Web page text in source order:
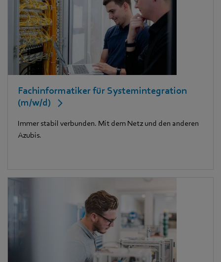
Fachinformatiker für Systemintegration
(m/w/d)
Immer stabil verbunden. Mit dem Netz und den anderen
Azubis.